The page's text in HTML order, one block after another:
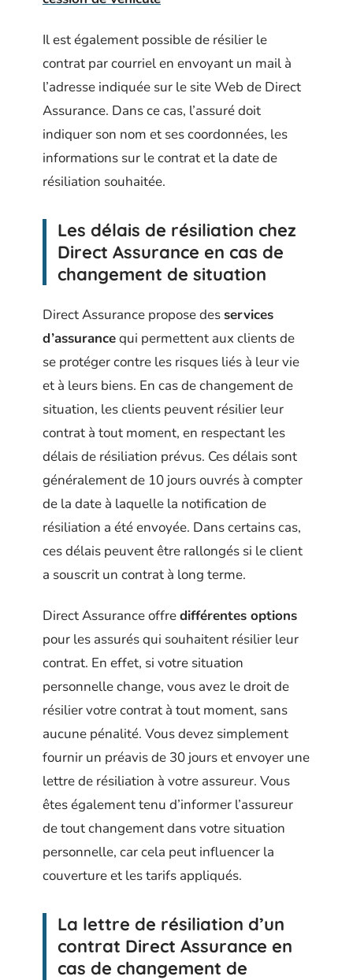
Il est également possible de résilier le
contrat par courriel en envoyant un mail à
l’adresse indiquée sur le site Web de Direct
Assurance. Dans ce cas, l’assuré doit
indiquer son nom et ses coordonnées, les
informations sur le contrat et la date de
résiliation souhaitée.
Les délais de résiliation chez
Direct Assurance en cas de
changement de situation
Direct Assurance propose desservices
d’assurancequi permettent aux clients de
se protéger contre les risques liés à leur vie
et à leurs biens. En cas de changement de
situation, les clients peuvent résilier leur
contrat à tout moment, en respectant les
délais de résiliation prévus. Ces délais sont
généralement de 10 jours ouvrés à compter
de la date à laquelle la notification de
résiliation a été envoyée. Dans certains cas,
ces délais peuvent être rallongés si le client
a souscrit un contrat à long terme.
Direct Assurance offredifférentes options
pour les assurés qui souhaitent résilier leur
contrat. En effet, si votre situation
personnelle change, vous avez le droit de
résilier votre contrat à tout moment, sans
aucune pénalité. Vous devez simplement
fournir un préavis de 30 jours et envoyer une
lettre de résiliation à votre assureur. Vous
êtes également tenu d’informer l’assureur
de tout changement dans votre situation
personnelle, car cela peut influencer la
couverture et les tarifs appliqués.
La lettre de résiliation d’un
contrat Direct Assurance en
cas de changement de